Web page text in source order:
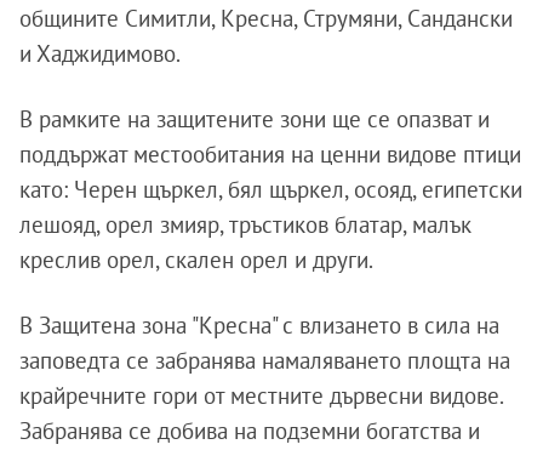
общините Симитли, Кресна, Струмяни, Сандански
и Хаджидимово.
В рамките на защитените зони ще се опазват и
поддържат местообитания на ценни видове птици
като: Черен щъркел, бял щъркел, осояд, египетски
лешояд, орел змияр, тръстиков блатар, малък
креслив орел, скален орел и други.
В Защитена зона "Кресна" с влизането в сила на
заповедта се забранява намаляването площта на
крайречните гори от местните дървесни видове.
Забранява се добива на подземни богатства и